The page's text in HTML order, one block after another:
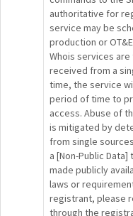
authoritative for
service may be
production or
Whois services
received from a
time, the service
period of time to
access. Abuse of
is mitigated by
from single
a [Non-Public
made publicly
laws or
registrant, please
through the